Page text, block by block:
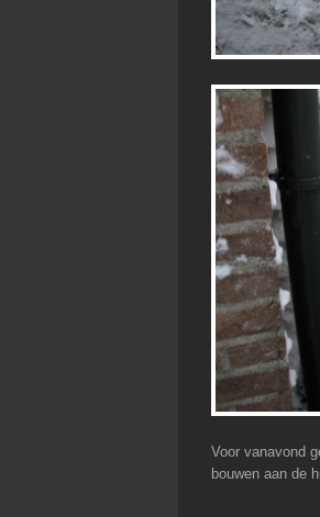
Voor vanavond
bouwen aan de